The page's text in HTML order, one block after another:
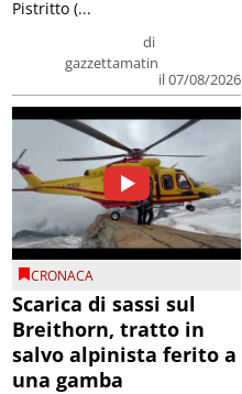
di
gazzettamatin
il 07/08/2026
Pistritto (...
CRONACA
Scarica di sassi sul
Breithorn, tratto in
salvo alpinista ferito a
una gamba